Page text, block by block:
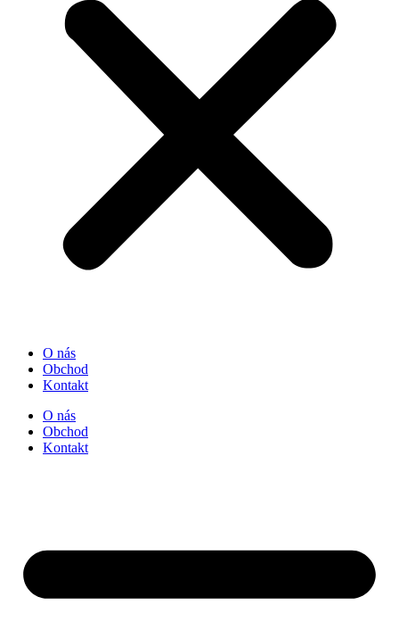
O nás
Obchod
Kontakt
O nás
Obchod
Kontakt